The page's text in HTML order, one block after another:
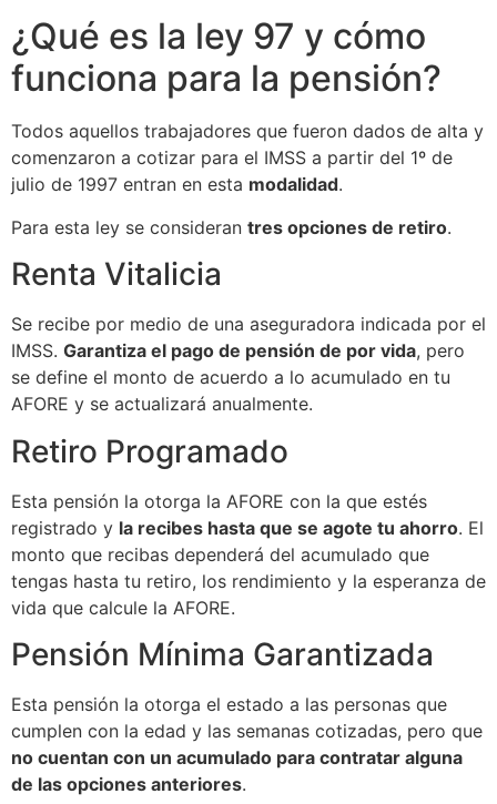
¿Qué es la ley 97 y cómo
funciona para la pensión?
Todos aquellos trabajadores que fueron dados de alta y
comenzaron a cotizar para el IMSS a partir del 1º de
julio de 1997 entran en esta modalidad.
Para esta ley se consideran tres opciones de retiro.
Renta Vitalicia
Se recibe por medio de una aseguradora indicada por el
IMSS. Garantiza el pago de pensión de por vida, pero
se define el monto de acuerdo a lo acumulado en tu
AFORE y se actualizará anualmente.
Retiro Programado
Esta pensión la otorga la AFORE con la que estés
registrado y la recibes hasta que se agote tu ahorro. El
monto que recibas dependerá del acumulado que
tengas hasta tu retiro, los rendimiento y la esperanza de
vida que calcule la AFORE.
Pensión Mínima Garantizada
Esta pensión la otorga el estado a las personas que
cumplen con la edad y las semanas cotizadas, pero que
no cuentan con un acumulado para contratar alguna
de las opciones anteriores.